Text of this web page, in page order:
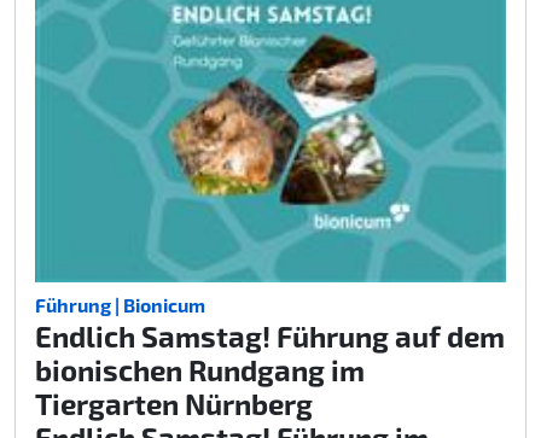
Führung | Bionicum
Endlich Samstag! Führung auf dem
bionischen Rundgang im
Tiergarten Nürnberg